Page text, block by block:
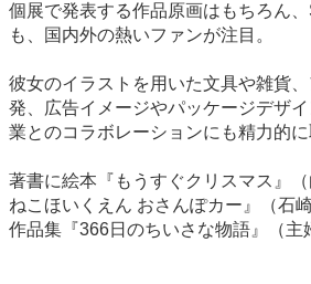
個展で発表する作品原画はもちろん
も、国内外の熱いファンが注目。
彼女のイラストを用いた文具や雑貨
発、広告イメージやパッケージデザ
業とのコラボレーションにも精力的に
著書に絵本『もうすぐクリスマス』
ねこほいくえん おさんぽカー』（石
作品集『366日のちいさな物語』（主